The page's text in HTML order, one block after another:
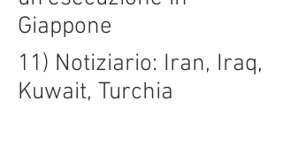
Giappone
11) Notiziario: Iran, Iraq,
Kuwait, Turchia